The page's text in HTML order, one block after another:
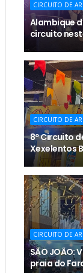
CIRCUITO DE
Alambique
circuito
CIRCUITO DE
8º Circuito
Xexelentos
CIRCUITO DE
SÃO JOÃO:
praia do